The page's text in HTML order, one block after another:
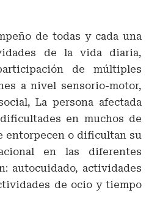
de todas y cada una
de la vida diaria,
de múltiples
a nivel sensorio-motor,
La persona afectada
en muchos de
entorpecen o dificultan su
en las diferentes
autocuidado, actividades
de ocio y tiempo